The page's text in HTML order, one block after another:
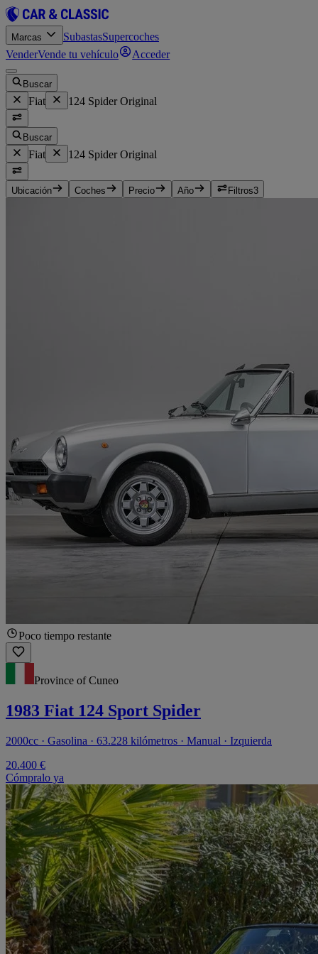
Marcas SubastasSupercoches
VenderVende tu vehículo Acceder
Buscar
Fiat 124 Spider Original
Buscar
Fiat 124 Spider Original
Ubicación Coches Precio Año Filtros3
Poco tiempo restante
Province of Cuneo
1983 Fiat 124 Sport Spider
2000cc · Gasolina · 63.228 kilómetros · Manual · Izquierda
20.400 €
Cómpralo ya